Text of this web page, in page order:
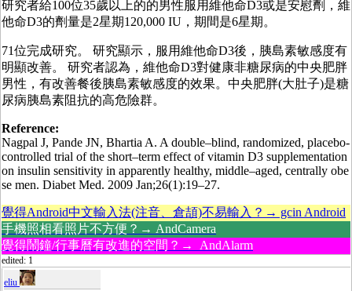
研究者給100位35歲以上的的男性服用維他命D3或是安慰劑，維
他命D3的劑量是2星期120,000 IU，期間是6星期。
71位完成研究。 研究顯示，服用維他命D3後，胰島素敏感度有
明顯改善。 研究者認為，維他命D3對健康非糖尿病的中央肥胖
男性，有改善餐後胰島素敏感度的效果。中央肥胖(大肚子)是糖
尿病胰島素阻抗的高危險群。
Reference:
Nagpal J, Pande JN, Bhartia A. A double–blind, randomized, placebo-
controlled trial of the short–term effect of vitamin D3 supplementation
on insulin sensitivity in apparently healthy, middle–aged, centrally obe
se men. Diabet Med. 2009 Jan;26(1):19–27.
覺得Android中文輸入法(注音、倉頡)不易輸入？→ gcin Android
手機照相看照片不方便？→ AndCamera
覺得鬧鐘/行事曆有改進的空間？→ AndAlarm
edited: 1
eliu